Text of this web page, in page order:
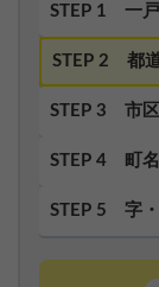
STEP 1 一
STEP 2 都
STEP 3 市
STEP 4 町名
STEP 5 字